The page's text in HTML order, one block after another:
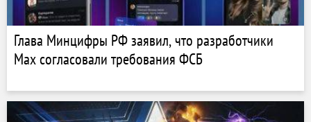
Глава Минцифры РФ заявил, что разработчики
Max согласовали требования ФСБ